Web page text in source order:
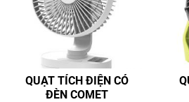
QUẠT TÍCH ĐIỆN CÓ
ĐÈN COMET